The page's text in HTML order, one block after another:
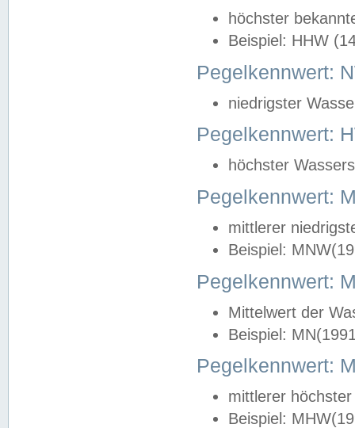
höchster
Beispiel: HHW
Pegelkennwert:
niedrigster
Pegelkennwert:
höchster
Pegelkennwert:
mittlerer
Beispiel:
Pegelkennwert:
Mittelwert der
Beispiel:
Pegelkennwert:
mittlerer
Beispiel: